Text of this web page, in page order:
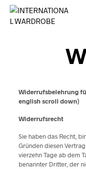
Widerrufsbelehrung
english scroll down)
Widerrufsrecht
Sie haben das Recht,
Gründen diesen
vierzehn Tage ab dem
benannter Dritter, der